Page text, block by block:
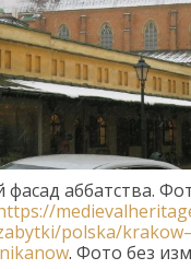
аббатства. Ф
://
/polska/krakow
. Фото без